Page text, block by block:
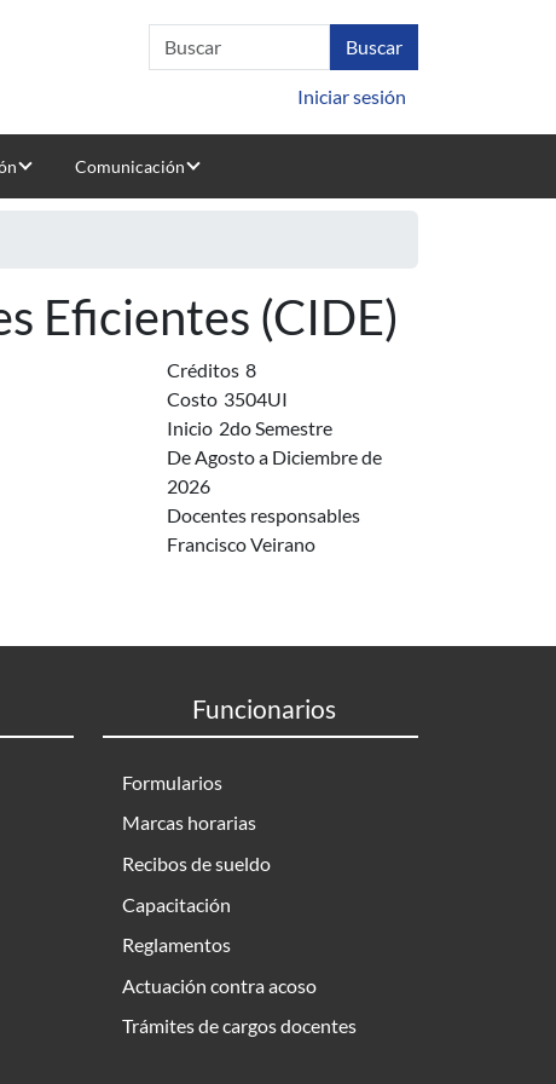
Iniciar sesión
Comunicación
Eficientes (CIDE)
Créditos 8
Costo 3504UI
Inicio 2do Semestre
De Agosto a Diciembre de
2026
Docentes responsables
Francisco Veirano
Funcionarios
Formularios
Marcas horarias
Recibos de sueldo
Capacitación
Reglamentos
Actuación contra acoso
Trámites de cargos docentes